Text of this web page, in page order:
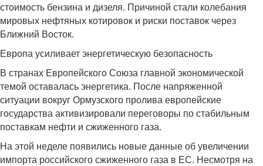
стоимость бензина и дизеля. Причиной стали колебания
мировых нефтяных котировок и риски поставок через
Ближний Восток.
Европа усиливает энергетическую безопасность
В странах Европейского Союза главной экономической
темой оставалась энергетика. После напряженной
ситуации вокруг Ормузского пролива европейские
государства активизировали переговоры по стабильным
поставкам нефти и сжиженного газа.
На этой неделе появились новые данные об увеличении
импорта российского сжиженного газа в ЕС. Несмотря на